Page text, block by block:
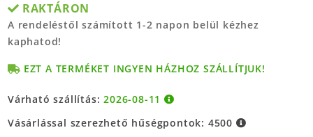
RAKTÁRON
A rendeléstől számított 1-2 napon belül kézhez
kaphatod!
EZT A TERMÉKET INGYEN HÁZHOZ SZÁLLÍTJUK!
Várható szállítás:2026-08-11
Vásárlással szerezhető hűségpontok: 4500